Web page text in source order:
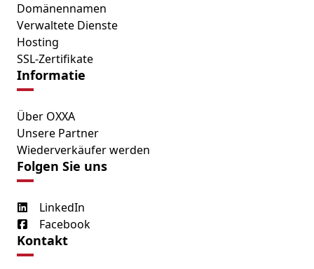
Domänennamen
Verwaltete Dienste
Hosting
SSL-Zertifikate
Informatie
Über OXXA
Unsere Partner
Wiederverkäufer werden
Folgen Sie uns
LinkedIn
Facebook
Kontakt